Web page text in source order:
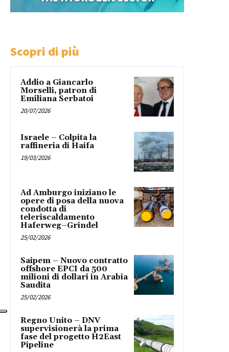
Scopri di più
Addio a Giancarlo
Morselli, patron di
Emiliana Serbatoi
20/07/2026
Israele – Colpita la
raffineria di Haifa
19/03/2026
Ad Amburgo iniziano le
opere di posa della nuova
condotta di
teleriscaldamento
Haferweg–Grindel
25/02/2026
Saipem – Nuovo contratto
offshore EPCI da 500
milioni di dollari in Arabia
Saudita
25/02/2026
Regno Unito – DNV
supervisionerà la prima
fase del progetto H2East
Pipeline